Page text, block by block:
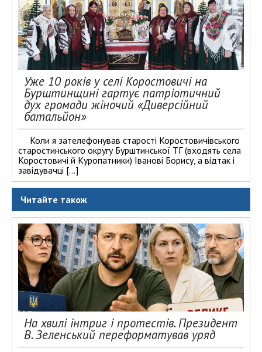
Уже 10 років у селі Коростовичі на
Бурштинщині гартує патріотичний
дух громади жіночий «Диверсійний
батальйон»
Коли я зателефонував старості Коростовичівського
старостинського округу Бурштинської ТГ (входять села
Коростовичі й Куропатники) Іванові Борису, а відтак і
завідувачці […]
Читайте також
На хвилі інтриг і протестів. Президент
В. Зеленський переформатував уряд